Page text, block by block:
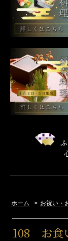
ホーム > お祝い・
108 お食